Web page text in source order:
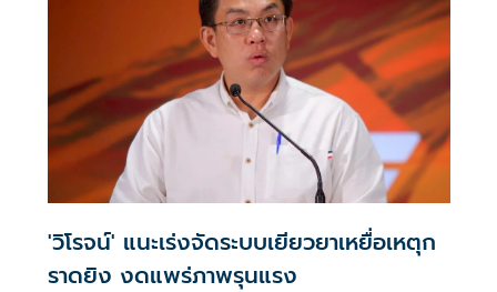
'วิโรจน์' แนะเร่งจัดระบบเยียวยาเหยื่อเหตุก
ราดยิง งดแพร่ภาพรุนแรง